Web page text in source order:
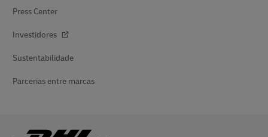
Press Center
Investidores
Sustentabilidade
Parcerias entre marcas